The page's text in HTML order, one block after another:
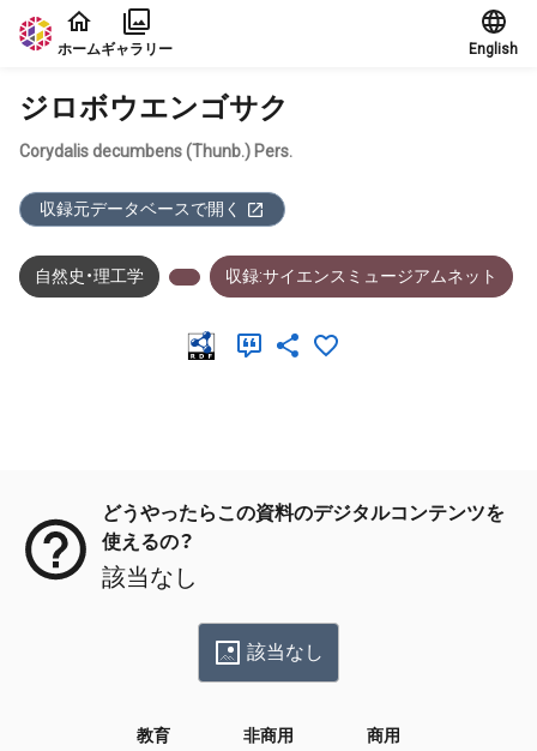
本文に飛ぶ
ホームギャラリー English
ジロボウエンゴサク
Corydalis decumbens (Thunb.) Pers.
収録元データベースで開く
自然史・理工学 収録:サイエンスミュージアムネット
どうやったらこの資料のデジタルコンテンツを
使えるの？
該当なし
該当なし
教育 非商用 商用